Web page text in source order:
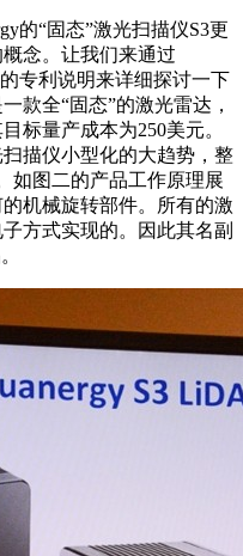
的“固态”激光扫描仪S3更
念。让我们来通过
专利说明来详细探讨一下
款全“固态”的激光雷达，
标量产成本为250美元。
描仪小型化的大趋势，整
如图二的产品工作原理展
机械旋转部件。所有的激
方式实现的。因此其名副